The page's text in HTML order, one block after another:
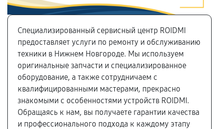
Специализированный сервисный центр ROIDMI
предоставляет услуги по ремонту и обслуживанию
техники в Нижнем Новгороде. Мы используем
оригинальные запчасти и специализированное
оборудование, а также сотрудничаем с
квалифицированными мастерами, прекрасно
знакомыми с особенностями устройств ROIDMI.
Обращаясь к нам, вы получаете гарантии качества
и профессионального подхода к каждому этапу